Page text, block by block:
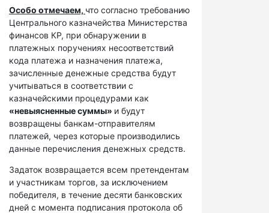
Особо отмечаем, что согласно требованию
Центрального казначейства Министерства
финансов КР, при обнаружении в
платежных поручениях несоответствий
кода платежа и назначения платежа,
зачисленные денежные средства будут
учитываться в соответствии с
казначейскими процедурами как
«невыясненные суммы» и будут
возвращены банкам-отправителям
платежей, через которые производились
данные перечисления денежных средств.
Задаток возвращается всем претендентам
и участникам торгов, за исключением
победителя, в течение десяти банковских
дней с момента подписания протокола об